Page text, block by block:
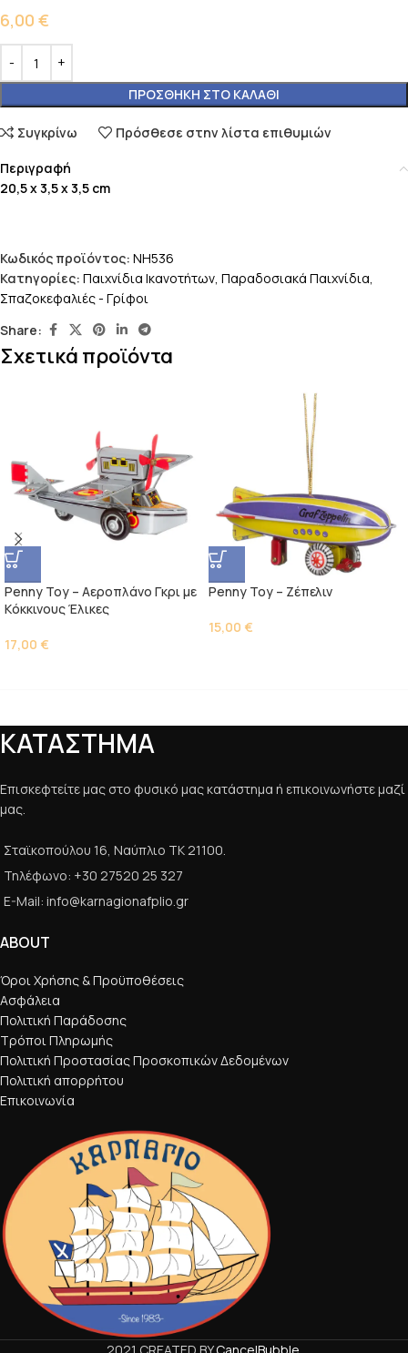
6,00 €
ΠΡΟΣΘΉΚΗ ΣΤΟ ΚΑΛΆΘΙ
Συγκρίνω Πρόσθεσε στην λίστα επιθυμιών
Περιγραφή
20,5 x 3,5 x 3,5 cm
Κωδικός προϊόντος: NH536
Κατηγορίες: Παιχνίδια Ικανοτήτων, Παραδοσιακά Παιχνίδια,
Σπαζοκεφαλιές - Γρίφοι
Share:
Σχετικά προϊόντα
Penny Toy – Αεροπλάνο Γκρι με
Kόκκινους Έλικες
17,00 €
Penny Toy – Ζέπελιν
15,00 €
ΚΑΤΑΣΤΗΜΑ
Επισκεφτείτε μας στο φυσικό μας κατάστημα ή επικοινωνήστε μαζί
μας.
Σταϊκοπούλου 16, Ναύπλιο ΤΚ 21100.
Τηλέφωνο: +30 27520 25 327
E-Mail: info@karnagionafplio.gr
ABOUT
Όροι Χρήσης & Προϋποθέσεις
Ασφάλεια
Πολιτική Παράδοσης
Τρόποι Πληρωμής
Πολιτική Προστασίας Προσκοπικών Δεδομένων
Πολιτική απορρήτου
Επικοινωνία